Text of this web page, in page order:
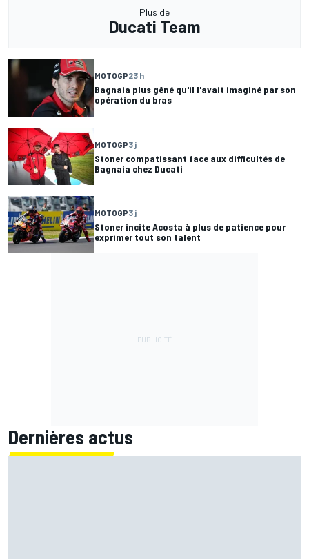
Plus de
Ducati Team
MOTOGP23 h
Bagnaia plus gêné qu'il l'avait imaginé par son
opération du bras
MOTOGP3 j
Stoner compatissant face aux difficultés de
Bagnaia chez Ducati
MOTOGP3 j
Stoner incite Acosta à plus de patience pour
exprimer tout son talent
Dernières actus